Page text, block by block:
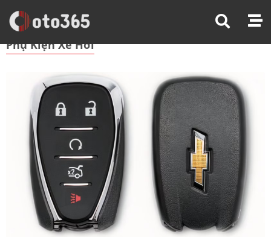
Trang Chủ Phụ Kiện Xe Hơi
Phụ Kiện Xe Hơi